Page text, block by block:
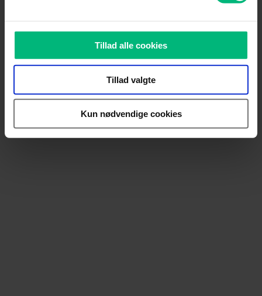
Tillad alle cookies
Tillad valgte
Kun nødvendige cookies